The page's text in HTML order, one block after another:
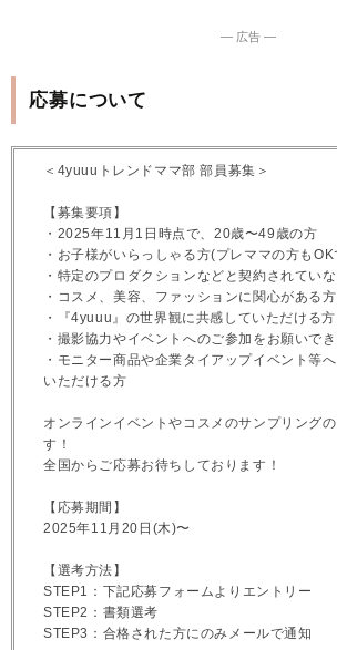
― 広告 ―
応募について
＜4yuuuトレンドママ部 部員募集＞
【募集要項】
・2025年11月1日時点で、20歳〜49歳の方
・お子様がいらっしゃる方(プレママの方もOK
・特定のプロダクションなどと契約されてい
・コスメ、美容、ファッションに関心がある方
・『4yuuu』の世界観に共感していただける方
・撮影協力やイベントへのご参加をお願いでき
・モニター商品や企業タイアップイベント等
いただける方
オンラインイベントやコスメのサンプリング
す！
全国からご応募お待ちしております！
【応募期間】
2025年11月20日(木)〜
【選考方法】
STEP1：下記応募フォームよりエントリー
STEP2：書類選考
STEP3：合格された方にのみメールで通知